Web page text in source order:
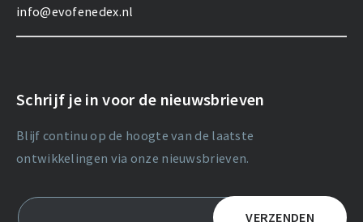
info@evofenedex.nl
Schrijf je in voor de nieuwsbrieven
Blijf continu op de hoogte van de laatste
ontwikkelingen via onze nieuwsbrieven.